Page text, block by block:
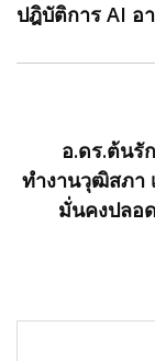
ปฎิบัติการ AI อ
อ.ดร.ต้นรั
ทำงานวุฒิสภา
มั่นคงปลอ